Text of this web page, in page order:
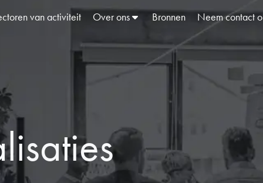
van activiteit Over ons Bronnen Neem contact